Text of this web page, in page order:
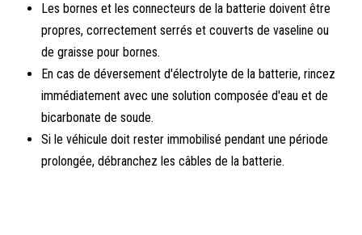
Les bornes et les connecteurs de la batterie doivent être
propres, correctement serrés et couverts de vaseline ou
de graisse pour bornes.
En cas de déversement d'électrolyte de la batterie, rincez
immédiatement avec une solution composée d'eau et de
bicarbonate de soude.
Si le véhicule doit rester immobilisé pendant une période
prolongée, débranchez les câbles de la batterie.